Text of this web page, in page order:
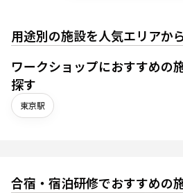
用途別の施設を人気エリアか
ワークショップにおすすめの
探す
東京駅
合宿・宿泊研修でおすすめの